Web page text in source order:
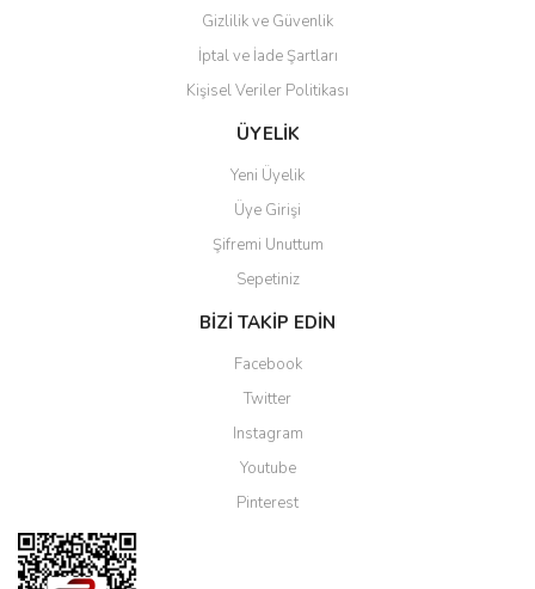
Gizlilik ve Güvenlik
İptal ve İade Şartları
Kişisel Veriler Politikası
ÜYELİK
Yeni Üyelik
Üye Girişi
Şifremi Unuttum
Sepetiniz
BİZİ TAKİP EDİN
Facebook
Twitter
Instagram
Youtube
Pinterest